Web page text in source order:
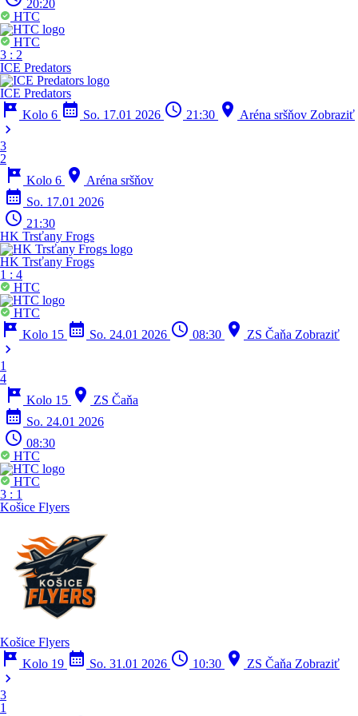
20:20
HTC
HTC
3 : 2
ICE Predators
ICE Predators
tour Kolo 6 calendar_month So. 17.01 2026 schedule 21:30 location_on Aréna sršňov Zobraziť
chevron_right
3
2
tour Kolo 6 location_on Aréna sršňov
calendar_month So. 17.01 2026
schedule 21:30
HK Trsťany Frogs
HK Trsťany Frogs
1 : 4
HTC
HTC
tour Kolo 15 calendar_month So. 24.01 2026 schedule 08:30 location_on ZS Čaňa Zobraziť
chevron_right
1
4
tour Kolo 15 location_on ZS Čaňa
calendar_month So. 24.01 2026
schedule 08:30
HTC
HTC
3 : 1
Košice Flyers
Košice Flyers
tour Kolo 19 calendar_month So. 31.01 2026 schedule 10:30 location_on ZS Čaňa Zobraziť
chevron_right
3
1